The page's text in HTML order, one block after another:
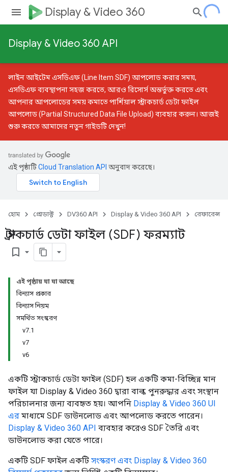
Display & Video 360
Display & Video 360 API
লাইন আইটেম এসডিএফ (Line Item SDF) আপলোড করার সময়,
এসডিএফ ব্যবস্থাপনা সহজ করতে, আরও রিসোর্স অন্তর্ভুক্ত করতে এবং
আপনার আপলোডের সময় কমাতেপার্শিয়াল স্ট্রাকচার্ড ডেটা ফাইল
আপলোড (Partial Structured Data File Upload) ব্যবহার করুন। আজই
শুরু করতে আমাদেরনতুন গাইডটিদেখুন!
এই পৃষ্ঠাটিCloud Translation API অনুবাদ করেছে।
হোম প্রোডাক্ট DV360 API Display & Video 360 API রেফারেন্স
স্ট্রাকচার্ড ডেটা ফাইল (SDF) ফরম্যাট
bookmark_border
এই পৃষ্ঠায় যা যা আছে
বিন্যাস প্রকার
বিন্যাস নিয়ম
সমর্থিত সংস্করণ
v7.1
v7
v6
একটি স্ট্রাকচার্ড ডেটা ফাইল (SDF) হল একটি কমা-বিচ্ছিন্ন মান
ফাইল যা Display & Video 360 দ্বারা বাল্ক পুনরুদ্ধার এবং সংস্থান
পরিচালনার জন্য ব্যবহৃত হয়। আপনি Display & Video 360 UI
এর মাধ্যমে SDF ডাউনলোড এবং আপলোড করতে পারেন।
Display & Video 360 API ব্যবহার করেও SDF তৈরি এবং
ডাউনলোড করা যেতে পারে।
একটি SDF ফাইল একটি সংস্করণ এবং Display & Video 360